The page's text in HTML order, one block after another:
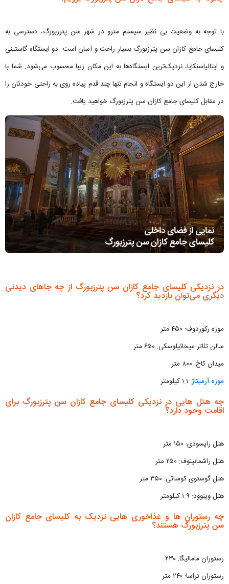
با توجه به وضعیت بی نظیر سیستم مترو در شهر سن پترزبورگ، دسترسی به
کلیسای جامع کازان سن پترزبورگ بسیار راحت و آسان است. دو ایستگاه گاستینی
و ایتالیاسنکایا، نزدیک‌ترین ایستگاه‌ها به این مکان زیبا محسوب می‌شود. شما با
خارج شدن از این دو ایستگاه و انجام تنها چند قدم پیاده روی به راحتی خودتان را
در مقابل کلیسای جامع کازان سن پترزبورگ خواهید یافت.
در نزدیکی کلیسای جامع کازان سن پترزبورگ از چه جاهای دیدنی
دیگری می‌توان بازدید کرد؟
موزه رکوردوف: ۴۵۰ متر
سالن تئاتر میخائیلوسکی: ۶۵۰ متر
میدان کاخ: ۸۰۰ متر
موزه آرمیتاژ: ۱.۱ کیلومتر
چه هتل هایی در نزدیکی کلیسای جامع کازان سن پترزبورگ برای
اقامت وجود دارد؟
هتل راپسودی: ۱۵۰ متر
هتل راشمانینوف: ۲۵۰ متر
هتل گوستوی کومناتی: ۳۵۰ متر
هتل وینوود: ۱.۹ کیلومتر
چه رستوران ها و غذاخوری هایی نزدیک به کلیسای جامع کازان
سن پترزبورگ هستند؟
رستوران مامالیگا: ۲۳۰
رستوران تراسا: ۲۴۰ متر